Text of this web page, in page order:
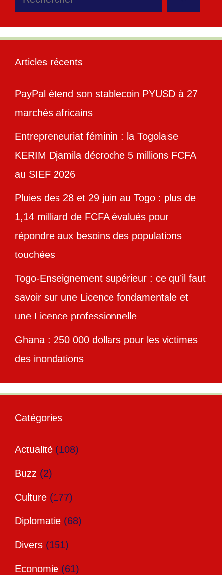
Articles récents
PayPal étend son stablecoin PYUSD à 27
marchés africains
Entrepreneuriat féminin : la Togolaise
KERIM Djamila décroche 5 millions FCFA
au SIEF 2026
Pluies des 28 et 29 juin au Togo : plus de
1,14 milliard de FCFA évalués pour
répondre aux besoins des populations
touchées
Togo-Enseignement supérieur : ce qu’il faut
savoir sur une Licence fondamentale et
une Licence professionnelle
Ghana : 250 000 dollars pour les victimes
des inondations
Catégories
Actualité (108)
Buzz (2)
Culture (177)
Diplomatie (68)
Divers (151)
Economie (61)